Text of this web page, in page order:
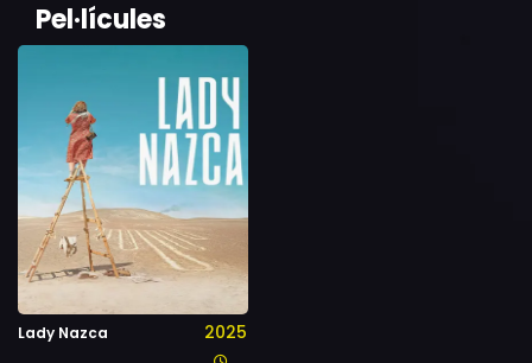
Pel·lícules
Lady Nazca 2025